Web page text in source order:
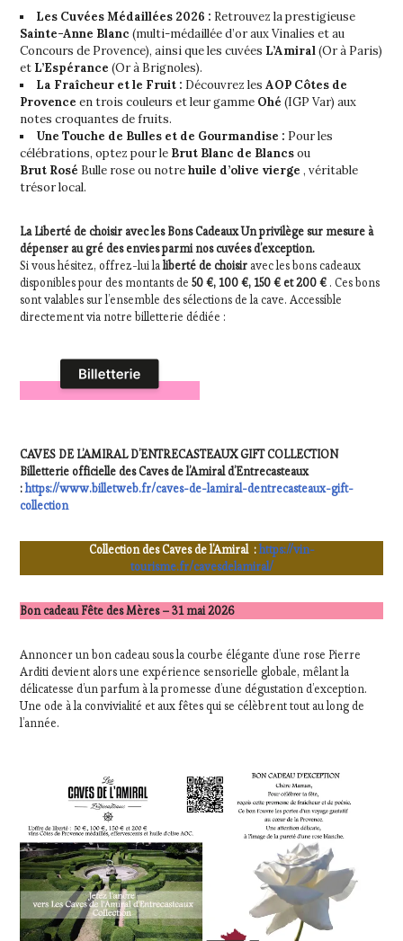
VAR
VIGNOBLES
WINE
TASTING
VOUCHER,
WINE
TOURISM
FAME,
WINE
TOURISM
TOUR,
TOURISM
TOUR
MOVIE,
WINETASTINGVOUCHER.COM
Les Cuvées Médaillées 2026 : Retrouvez la prestigieuse
Sainte-Anne Blanc (multi-médaillée d’or aux Vinalies et au
Concours de Provence), ainsi que les cuvées L’Amiral(Or à Paris)
et L’Espérance (Or à Brignoles).
La Fraîcheur et le Fruit : Découvrez lesAOP Côtes de
Provence en trois couleurs et leur gamme Ohé (IGP Var) aux
notes croquantes de fruits.
Une Touche de Bulles et de Gourmandise : Pour les
célébrations, optez pour le Brut Blanc de Blancsou
Brut Rosé Bulle rose ou notrehuile d’olive vierge, véritable
trésor local.
La Liberté de choisir avec les Bons CadeauxUn privilège sur mesure à
dépenser au gré des envies parmi nos cuvées d’exception.
Si vous hésitez, offrez-lui laliberté de choisir avec les bons cadeaux
disponibles pour des montants de50 €, 100 €, 150 € et 200 € . Ces bons
sont valables sur l’ensemble des sélections de la cave. Accessible
directement via notre billetterie dédiée :
CAVES DE L’AMIRAL D’ENTRECASTEAUX GIFT COLLECTION
Billetterie officielle des Caves de l’Amiral d’Entrecasteaux
: https://www.billetweb.fr/caves-de-lamiral-dentrecasteaux-gift-
collection
Collection des Caves de l’Amiral :https://vin-
tourisme.fr/cavesdelamiral/
Bon cadeau Fête des Mères – 31 mai 2026
Annoncer un bon cadeau sous la courbe élégante d’une rose Pierre
Arditi devient alors une expérience sensorielle globale, mêlant la
délicatesse d’un parfum à la promesse d’une dégustation d’exception.
Une ode à la convivialité et aux fêtes qui se célèbrent tout au long de
l’année.